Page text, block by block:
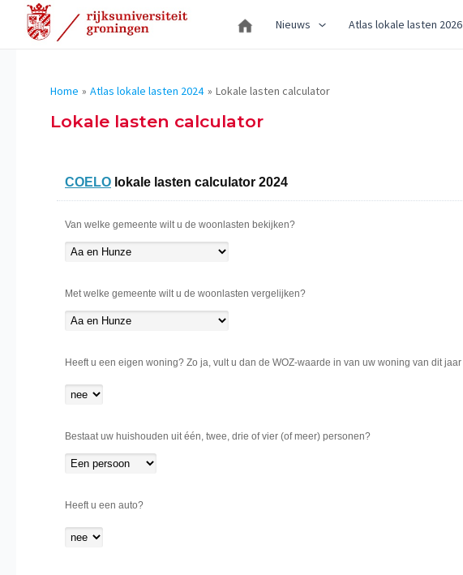
Nieuws Atlas lokale lasten 2026
Home Atlas lokale lasten 2024 Lokale lasten calculator
Lokale lasten calculator